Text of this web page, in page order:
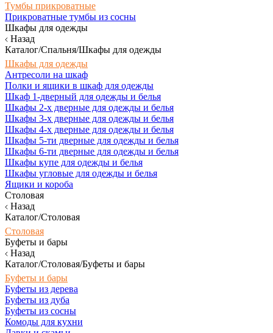
Тумбы прикроватные
Прикроватные тумбы из сосны
Шкафы для одежды
Назад
Каталог/Спальня/Шкафы для одежды
Шкафы для одежды
Антресоли на шкаф
Полки и ящики в шкаф для одежды
Шкаф 1-дверный для одежды и белья
Шкафы 2-х дверные для одежды и белья
Шкафы 3-х дверные для одежды и белья
Шкафы 4-х дверные для одежды и белья
Шкафы 5-ти дверные для одежды и белья
Шкафы 6-ти дверные для одежды и белья
Шкафы купе для одежды и белья
Шкафы угловые для одежды и белья
Ящики и короба
Столовая
Назад
Каталог/Столовая
Столовая
Буфеты и бары
Назад
Каталог/Столовая/Буфеты и бары
Буфеты и бары
Буфеты из дерева
Буфеты из дуба
Буфеты из сосны
Комоды для кухни